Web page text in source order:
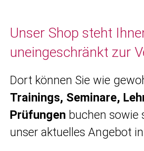
Unser Shop steht
uneingeschränkt zur
Dort können Sie wie
Trainings, Seminare,
Prüfungen buchen sowie
unser aktuelles Angebot